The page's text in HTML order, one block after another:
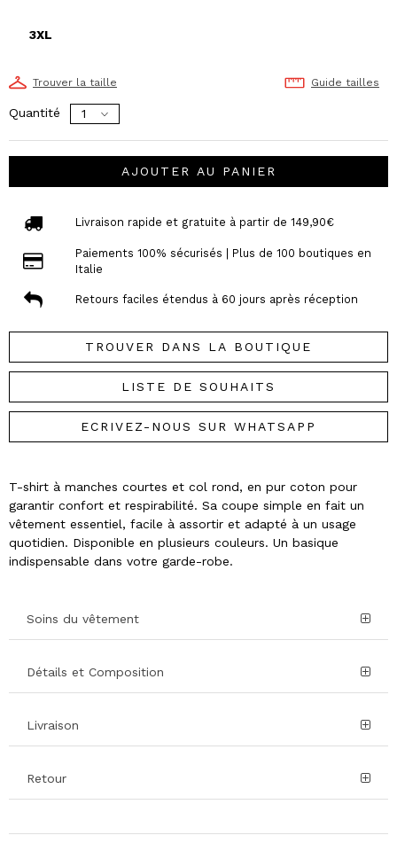
3XL
Trouver la taille Guide tailles
Quantité
AJOUTER AU PANIER
Livraison rapide et gratuite à partir de 149,90€
Paiements 100% sécurisés | Plus de 100 boutiques en
Italie
Retours faciles étendus à 60 jours après réception
TROUVER DANS LA BOUTIQUE
LISTE DE SOUHAITS
ECRIVEZ-NOUS SUR WHATSAPP
T-shirt à manches courtes et col rond, en pur coton pour
garantir confort et respirabilité. Sa coupe simple en fait un
vêtement essentiel, facile à assortir et adapté à un usage
quotidien. Disponible en plusieurs couleurs. Un basique
indispensable dans votre garde-robe.
Soins du vêtement
Détails et Composition
Livraison
Retour